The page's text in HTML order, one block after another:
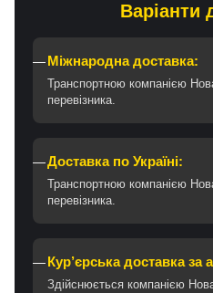
Варіанти
Міжнародна доставка:
Транспортною компанією
перевізника.
Доставка по Україні:
Транспортною компанією
перевізника.
Кур’єрська доставка за
Здійснюється компанією